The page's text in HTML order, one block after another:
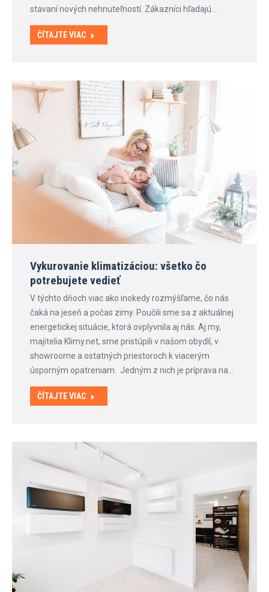
stavaní nových nehnuteľností. Zákazníci hľadajú…
ČÍTAJTE VIAC
Vykurovanie klimatizáciou: všetko čo
potrebujete vedieť
V týchto dňoch viac ako inokedy rozmýšľame, čo nás
čaká na jeseň a počas zimy. Poučili sme sa z aktuálnej
energetickej situácie, ktorá ovplyvnila aj nás. Aj my,
majitelia Klimy.net, sme pristúpili v našom obydlí, v
showroome a ostatných priestoroch k viacerým
úsporným opatreniam. Jedným z nich je príprava na…
ČÍTAJTE VIAC